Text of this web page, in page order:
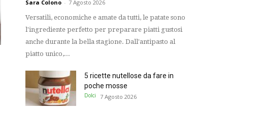
Sara Colono - 7 Agosto 2026
Versatili, economiche e amate da tutti, le patate sono
l'ingrediente perfetto per preparare piatti gustosi
anche durante la bella stagione. Dall'antipasto al
piatto unico,...
5 ricette nutellose da fare in
poche mosse
Dolci 7 Agosto 2026